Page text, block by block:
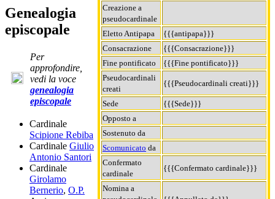
Creazione a
pseudocardinale
Eletto Antipapa
{{{antipapa}}}
Consacrazione
{{{Consacrazione}}}
Fine pontificato
{{{Fine pontificato}}}
Pseudocardinali
creati
{{{Pseudocardinali creati}}}
Sede
{{{Sede}}}
Opposto a
Sostenuto da
Scomunicato da
Confermato
cardinale
{{{Confermato cardinale}}}
Nomina a
Genealogia
episcopale
Per
approfondire,
vedi la voce
genealogia
episcopale
Cardinale
Scipione Rebiba
Cardinale Giulio
Antonio Santori
Cardinale
Girolamo
Bernerio, O.P.